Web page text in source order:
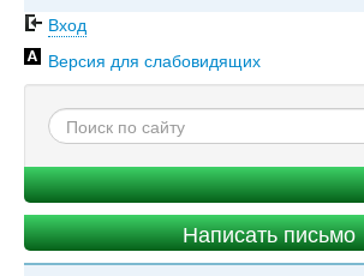
Вход
Версия для слабовидящих
Написать письмо